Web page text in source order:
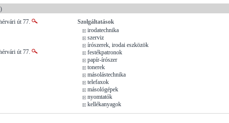
út 77.
út 77.
Szolgáltatások
irodatechnika
szerviz
írószerek, irodai eszközök
festékpatronok
papír-írószer
tonerek
másolástechnika
telefaxok
másológépek
nyomtatók
kellékanyagok